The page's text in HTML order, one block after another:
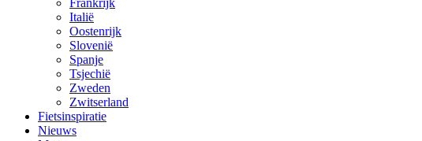
Frankrijk
Italië
Oostenrijk
Slovenië
Spanje
Tsjechië
Zweden
Zwitserland
Fietsinspiratie
Nieuws